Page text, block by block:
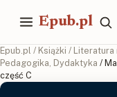
Epub.pl
Epub.pl / Książki / Literatura
Pedagogika, Dydaktyka /
część C